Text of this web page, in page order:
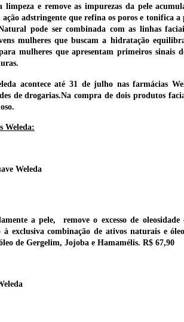
limpeza e remove as impurezas da pele
ação adstringente que refina os poros e tonifica
pode ser combinada com as linhas
mulheres que buscam a hidratação
mulheres que apresentam primeiros sinais
acontece até 31 de julho nas farmácias
de drogarias.Na compra de dois produtos
Weleda:
Weleda
a pele, remove o excesso de
à exclusiva combinação de ativos naturais e
de Gergelim, Jojoba e Hamamélis. R$ 67,90